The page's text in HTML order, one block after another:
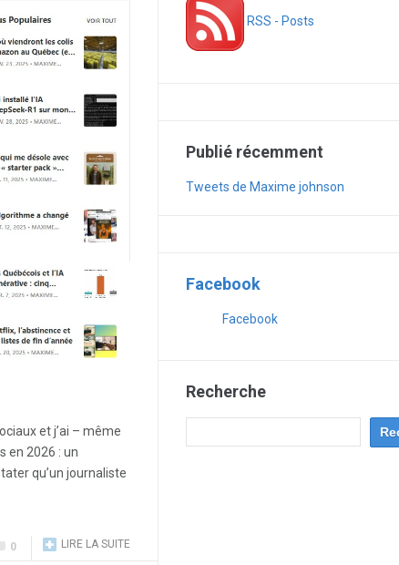
et j’ai – même
en 2026 : un
qu’un journaliste
LIRE LA SUITE
0
RSS - Posts
Publié récemment
Tweets de Maxime johnson
Facebook
Facebook
Recherche